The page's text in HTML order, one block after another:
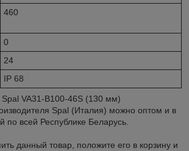
460
0
24
IP 68
Spal VA31-B100-46S (130 мм)
Spal (Италия) можно оптом и в
по всей Республике Беларусь.
данный товар, положите его в корзину и